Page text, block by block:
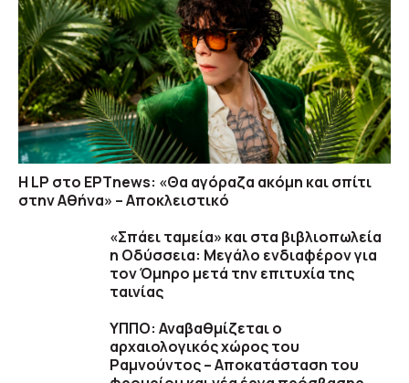
Η LP στο EΡΤnews: «Θα αγόραζα ακόμη και σπίτι
στην Αθήνα» – Αποκλειστικό
«Σπάει ταμεία» και στα βιβλιοπωλεία
η Οδύσσεια: Μεγάλο ενδιαφέρον για
τον Όμηρο μετά την επιτυχία της
ταινίας
ΥΠΠΟ: Αναβαθμίζεται ο
αρχαιολογικός χώρος του
Ραμνούντος – Αποκατάσταση του